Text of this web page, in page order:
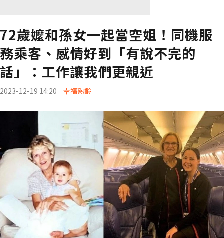
72歲嬤和孫女一起當空姐！同機服
務乘客、感情好到「有說不完的
話」：工作讓我們更親近
2023-12-19 14:20 幸福熟齡